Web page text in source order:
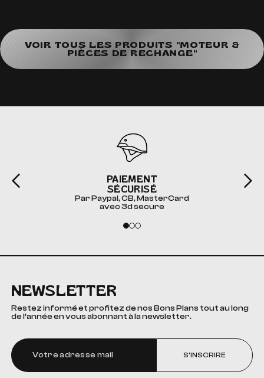
VOIR TOUS LES PRODUITS "MOTEUR &
PIÈCES DE RECHANGE"
PAIEMENT
SÉCURISÉ
Par Paypal, CB, MasterCard
avec 3d secure
NEWSLETTER
Restez informé et profitez de nos Bons Plans tout au long
de l’année en vous abonnant à la newsletter.
S'INSCRIRE